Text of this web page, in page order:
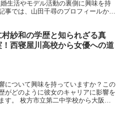
生活やモデル活動の裏側に興味を持
事では、山田千尋のプロフィールから
村紗和の学歴と知られざる真
！西寝屋川高校から女優への道
について興味を持っていますか？この
がどのように彼女のキャリアに影響を
す。 枚方市立第二中学校から大阪府